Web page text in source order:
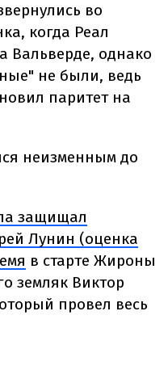
во
когда Реал
Вальверде, однако
не были, ведь
паритет на
неизменным до
защищал
Лунин (оценка
в старте Жироны
земляк Виктор
провел весь